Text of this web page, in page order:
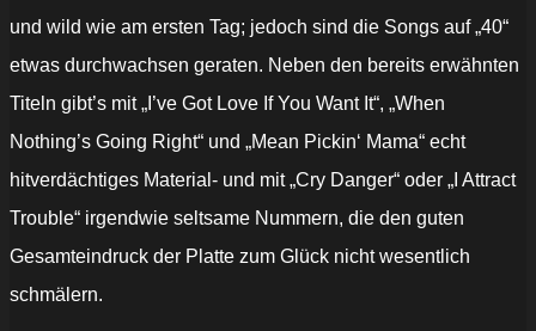
und wild wie am ersten Tag; jedoch sind die Songs auf „40“
etwas durchwachsen geraten. Neben den bereits erwähnten
Titeln gibt’s mit „I’ve Got Love If You Want It“, „When
Nothing’s Going Right“ und „Mean Pickin‘ Mama“ echt
hitverdächtiges Material- und mit „Cry Danger“ oder „I Attract
Trouble“ irgendwie seltsame Nummern, die den guten
Gesamteindruck der Platte zum Glück nicht wesentlich
schmälern.